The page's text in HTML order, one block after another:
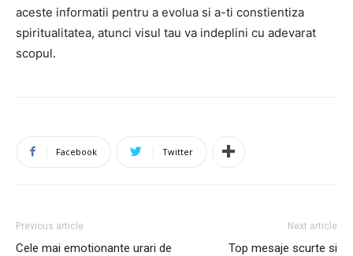
aceste informatii pentru a evolua si a-ti constientiza
spiritualitatea, atunci visul tau va indeplini cu adevarat
scopul.
Facebook Twitter
Previous article
Cele mai emotionante urari de
Next article
Top mesaje scurte si